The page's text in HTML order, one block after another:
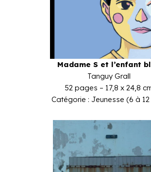
Madame S et l’enfant
Tanguy Grall
52 pages – 17,8 x 24,8
Catégorie : Jeunesse (6 à